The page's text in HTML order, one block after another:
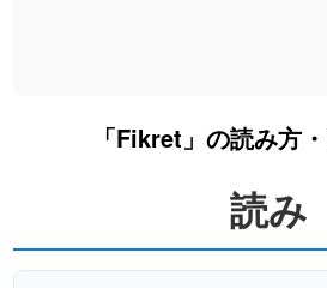
「Fikret」の読み方
読み